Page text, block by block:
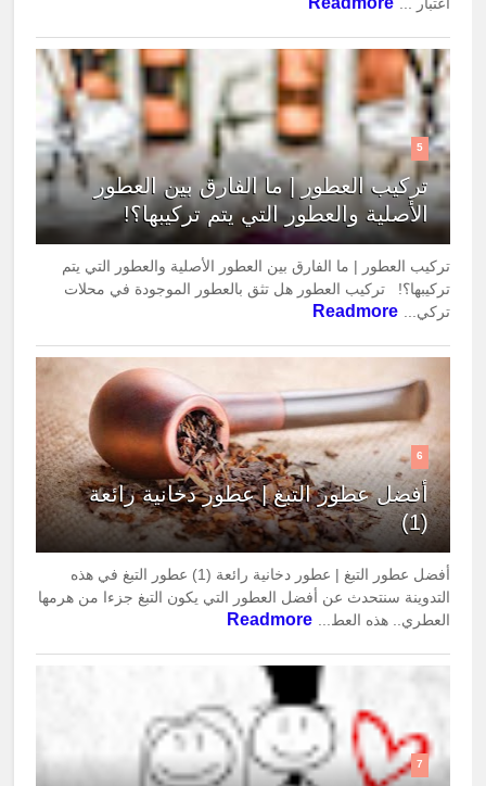
5
تركيب العطور | ما الفارق بين العطور
الأصلية والعطور التي يتم تركيبها؟!
تركيب العطور | ما الفارق بين العطور الأصلية والعطور التي يتم
تركيبها؟! تركيب العطور هل تثق بالعطور الموجودة في محلات
تركي...
Readmore
6
أفضل عطور التبغ | عطور دخانية رائعة
(1)
أفضل عطور التبغ | عطور دخانية رائعة (1) عطور التبغ في هذه
التدوينة سنتحدث عن أفضل العطور التي يكون التبغ جزءا من هرمها
العطري.. هذه العط...
Readmore
7